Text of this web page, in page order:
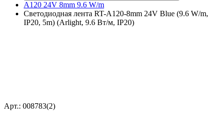
A120 24V 8mm 9.6 W/m
Светодиодная лента RT-A120-8mm 24V Blue (9.6 W/m,
IP20, 5m) (Arlight, 9.6 Вт/м, IP20)
Арт.: 008783(2)